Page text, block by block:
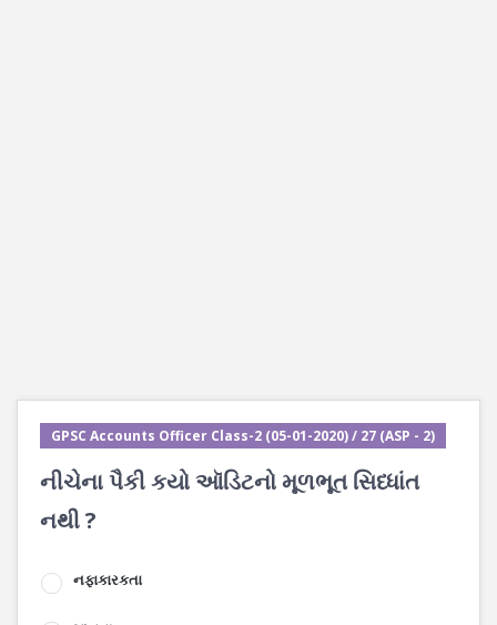
GPSC Accounts Officer Class-2 (05-01-2020) / 27 (ASP - 2)
નીચેના પૈકી કયો ઑડિટનો મૂળભૂત સિધ્ધાંત
નથી ?
નફાકારકતા